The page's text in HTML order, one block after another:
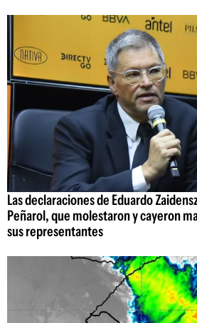
Las declaraciones de Eduardo
Peñarol, que molestaron y cayeron
sus representantes